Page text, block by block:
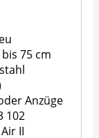
75 cm
Anzüge
102
II